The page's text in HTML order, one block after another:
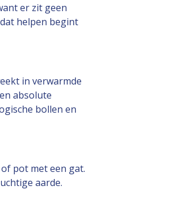
er zit geen
helpen begint
in verwarmde
absolute
bollen en
pot met een gat.
aarde.